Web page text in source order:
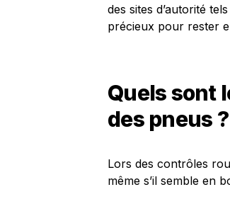
des sites d’autorité
précieux pour rester
Quels sont
des pneus ?
Lors des contrôles
même s’il semble en